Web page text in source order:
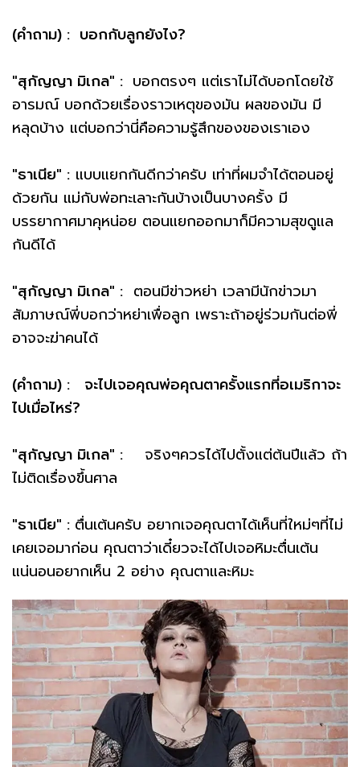
(คำถาม) : บอกกับลูกยังไง?
"สุกัญญา มิเกล" : บอกตรงๆ แต่เราไม่ได้บอกโดยใช้
อารมณ์ บอกด้วยเรื่องราวเหตุของมัน ผลของมัน มี
หลุดบ้าง แต่บอกว่านี่คือความรู้สึกของของเราเอง
"ธาเนีย" : แบบแยกกันดีกว่าครับ เท่าที่ผมจำได้ตอนอยู่
ด้วยกัน แม่กับพ่อทะเลาะกันบ้างเป็นบางครั้ง มี
บรรยากาศมาคุหน่อย ตอนแยกออกมาก็มีความสุขดูแล
กันดีได้
"สุกัญญา มิเกล" : ตอนมีข่าวหย่า เวลามีนักข่าวมา
สัมภาษณ์พี่บอกว่าหย่าเพื่อลูก เพราะถ้าอยู่ร่วมกันต่อพี่
อาจจะฆ่าคนได้
(คำถาม) : จะไปเจอคุณพ่อคุณตาครั้งแรกที่อเมริกาจะ
ไปเมื่อไหร่?
"สุกัญญา มิเกล" :
จริงๆควรได้ไปตั้งแต่ต้นปีแล้ว ถ้า
ไม่ติดเรื่องขึ้นศาล
"ธาเนีย" : ตื่นเต้นครับ อยากเจอคุณตาได้เห็นที่ใหม่ๆที่ไม่
เคยเจอมาก่อน คุณตาว่าเดี๋ยวจะได้ไปเจอหิมะตื่นเต้น
แน่นอนอยากเห็น 2 อย่าง คุณตาและหิมะ